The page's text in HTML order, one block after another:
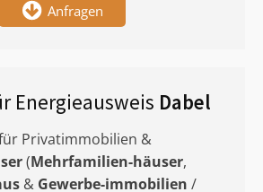
Anfragen
Energieausweis Dabel
Privatimmobilien &
(Mehrfamilien-häuser,
& Gewerbe-immobilien /